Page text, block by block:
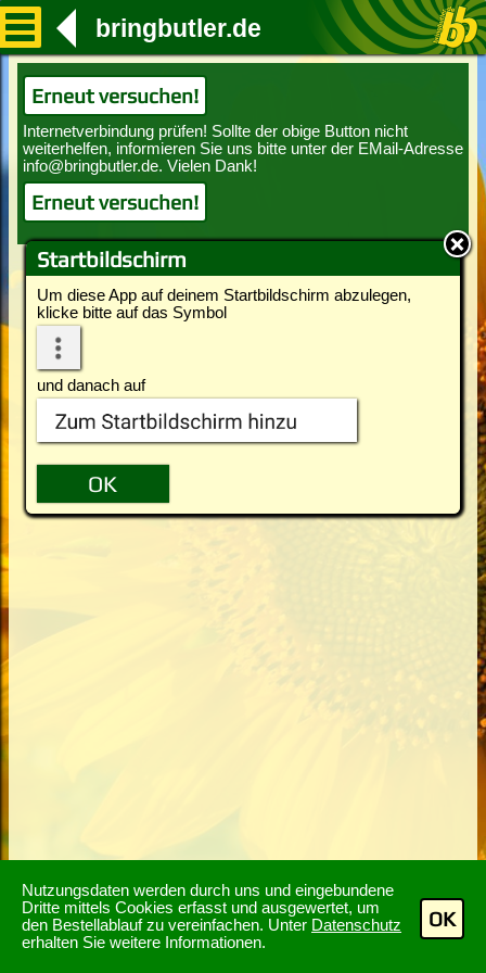
Nutzungsdaten werden durch uns und eingebundene
Dritte mittels Cookies erfasst und ausgewertet, um
den Bestellablauf zu vereinfachen. Unter Datenschutz
erhalten Sie weitere Informationen.
OK
Startbildschirm
Um diese App auf deinem Startbildschirm abzulegen,
klicke bitte auf das Symbol
und danach auf
bringbutler.de
Erneut versuchen!
Erneut versuchen!